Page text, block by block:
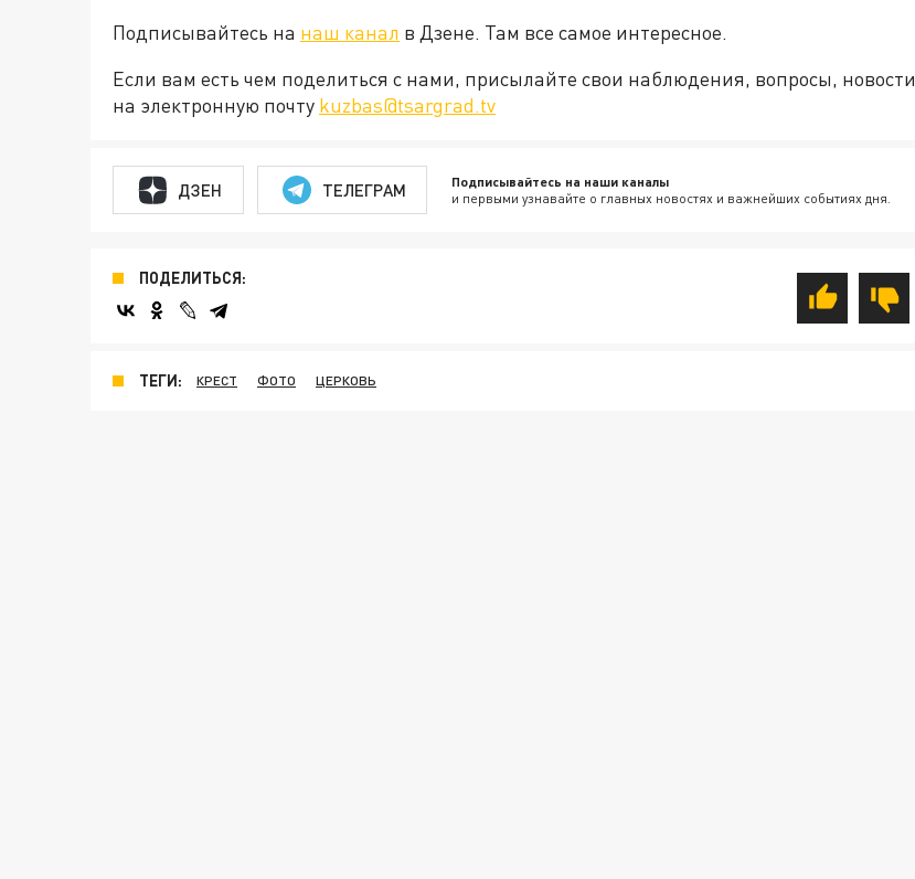
Подписывайтесь на наш канал в Дзене. Там все самое интересное.
Если вам есть чем поделиться с нами, присылайте свои наблюдения, вопросы, новости
на электронную почту kuzbas@tsargrad.tv
ДЗЕН ТЕЛЕГРАМ Подписывайтесь на наши каналы
и первыми узнавайте о главных новостях и важнейших событиях дня.
ПОДЕЛИТЬСЯ:
ТЕГИ: КРЕСТ ФОТО ЦЕРКОВЬ